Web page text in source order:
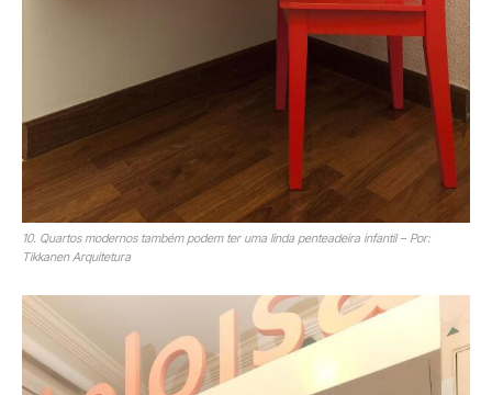
10. Quartos modernos também podem ter uma linda penteadeira infantil – Por:
Tikkanen Arquitetura